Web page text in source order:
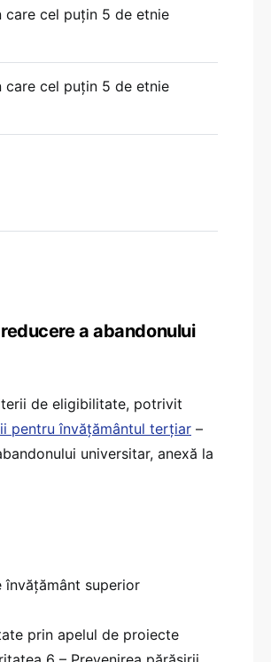
care cel puțin 5 de etnie
care cel puțin 5 de etnie
a abandonului
de eligibilitate, potrivit
pentru învățământul terțiar –
universitar, anexă la
superior
prin apelul de proiecte